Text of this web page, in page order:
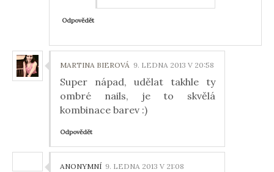
Odpovědět
MARTINA BIEROVÁ 9. LEDNA 2013 V 20:58
Super nápad, udělat takhle ty
ombré nails, je to skvělá
kombinace barev :)
Odpovědět
ANONYMNÍ 9. LEDNA 2013 V 21:08